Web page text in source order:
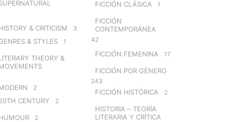
& CRITICISM 3
& STYLES 1
THEORY &
2
CENTURY 2
2
FICCIÓN CLÁSICA 1
FICCIÓN
CONTEMPORÁNEA
42
FICCIÓN FEMENINA 17
FICCIÓN POR GÉNERO
243
FICCIÓN HISTÓRICA 2
HISTORIA – TEORÍA
LITERARIA Y CRÍTICA